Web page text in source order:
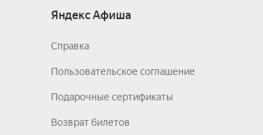
Яндекс Афиша
Справка
Пользовательское соглашение
Подарочные сертификаты
Возврат билетов